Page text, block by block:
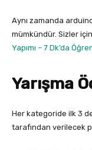
Aynı zamanda
mümkündür. Sizler
Yapımı – 7 Dk’da
Yarışma
Her kategoride ilk 3
tarafından verilecek